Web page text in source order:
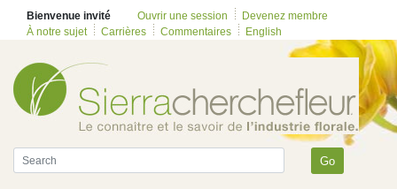
Bienvenue invité Ouvrir une session
Devenez membre
À notre sujet
Carrières Commentaires English
Go